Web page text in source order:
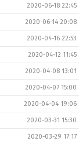
2020-06-18 22:45
2020-06-14 20:08
2020-04-16 22:53
2020-04-12 11:45
2020-04-08 13:01
2020-04-07 15:00
2020-04-04 19:06
2020-03-31 15:30
2020-03-29 17:17